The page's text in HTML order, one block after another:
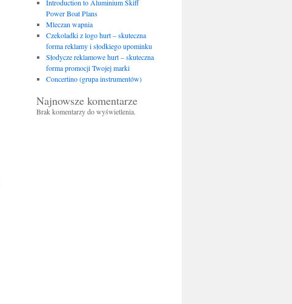
Introduction to Aluminium Skiff
Power Boat Plans
Mleczan wapnia
Czekoladki z logo hurt – skuteczna
forma reklamy i słodkiego upominku
Słodycze reklamowe hurt – skuteczna
forma promocji Twojej marki
Concertino (grupa instrumentów)
Najnowsze komentarze
Brak komentarzy do wyświetlenia.